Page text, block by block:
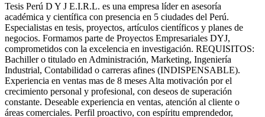
Tesis Perú D Y J E.I.R.L. es una empresa líder en asesoría
académica y científica con presencia en 5 ciudades del Perú.
Especialistas en tesis, proyectos, artículos científicos y planes de
negocios. Formamos parte de Proyectos Empresariales DYJ,
comprometidos con la excelencia en investigación. REQUISITOS:
Bachiller o titulado en Administración, Marketing, Ingeniería
Industrial, Contabilidad o carreras afines (INDISPENSABLE).
Experiencia en ventas mas de 8 meses Alta motivación por el
crecimiento personal y profesional, con deseos de superación
constante. Deseable experiencia en ventas, atención al cliente o
áreas comerciales. Perfil proactivo, con espíritu emprendedor,